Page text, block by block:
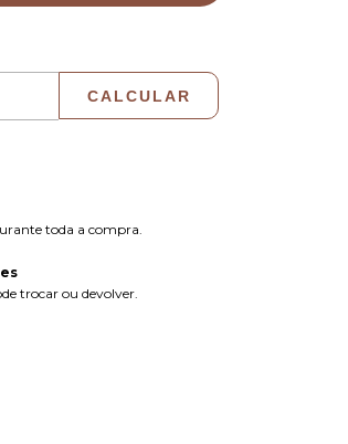
CALCULAR
toda a compra.
trocar ou devolver.